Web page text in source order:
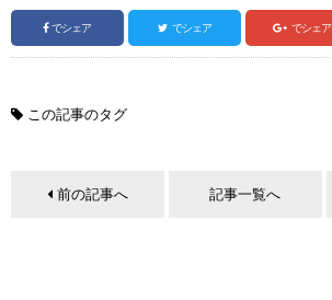
でシェア でシェア でシェア
この記事のタグ
前の記事へ 記事一覧へ